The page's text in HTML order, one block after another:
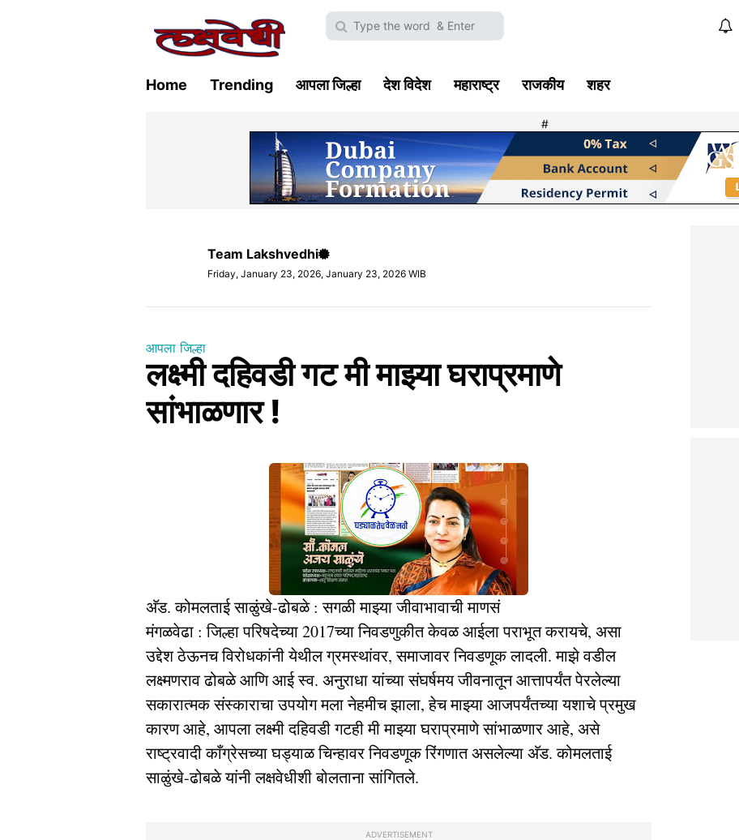
Home Trending आपला जिल्हा देश विदेश महाराष्ट्र राजकीय शहर
#
Team Lakshvedhi
Friday, January 23, 2026, January 23, 2026 WIB
आपला जिल्हा
लक्ष्मी दहिवडी गट मी माझ्या घराप्रमाणे
सांभाळणार !
अ‍ॅड. कोमलताई साळुंखे-ढोबळे : सगळी माझ्या जीवाभावाची माणसं
मंगळवेढा : जिल्हा परिषदेच्या 2017च्या निवडणुकीत केवळ आईला पराभूत करायचे, असा
उद्देश ठेऊनच विरोधकांनी येथील ग्रमस्थांवर, समाजावर निवडणूक लादली. माझे वडील
लक्ष्मणराव ढोबळे आणि आई स्व. अनुराधा यांच्या संघर्षमय जीवनातून आत्तापर्यंत पेरलेल्या
सकारात्मक संस्काराचा उपयोग मला नेहमीच झाला, हेच माझ्या आजपर्यंतच्या यशाचे प्रमुख
कारण आहे, आपला लक्ष्मी दहिवडी गटही मी माझ्या घराप्रमाणे सांभाळणार आहे, असे
राष्ट्रवादी काँग्रेसच्या घड्याळ चिन्हावर निवडणूक रिंगणात असलेल्या अ‍ॅड. कोमलताई
साळुंखे-ढोबळे यांनी लक्षवेधीशी बोलताना सांगितले.
ADVERTISEMENT